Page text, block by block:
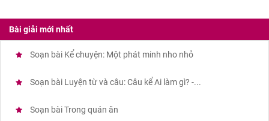
Bài giải mới nhất
Soạn bài Kể chuyện: Một phát minh nho nhỏ
Soạn bài Luyện từ và câu: Câu kể Ai làm gì? -...
Soạn bài Trong quán ăn